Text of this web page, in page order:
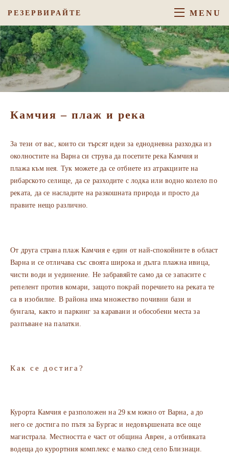
РЕЗЕРВИРАЙТЕ MENU
Камчия – плаж и река
За тези от вас, които си търсят идеи за еднодневна разходка из
околностите на Варна си струва да посетите река Камчия и
плажа към нея. Тук можете да се отбиете из атракциите на
рибарското селище, да се разходите с лодка или водно колело по
реката, да се насладите на разкошната природа и просто да
правите нещо различно.
От друга страна плаж Камчия е един от най-спокойните в област
Варна и се отличава със своята широка и дълга плажна ивица,
чисти води и уединение. Не забравяйте само да се запасите с
репелент против комари, защото покрай поречието на реката те
са в изобилие. В района има множество почивни бази и
бунгала, както и паркинг за каравани и обособени места за
разпъване на палатки.
Как се достига?
Курорта Камчия е разположен на 29 км южно от Варна, а до
него се достига по пътя за Бургас и недовършената все още
магистрала. Местността е част от община Аврен, а отбивката
водеща до курортния комплекс е малко след село Близнаци.